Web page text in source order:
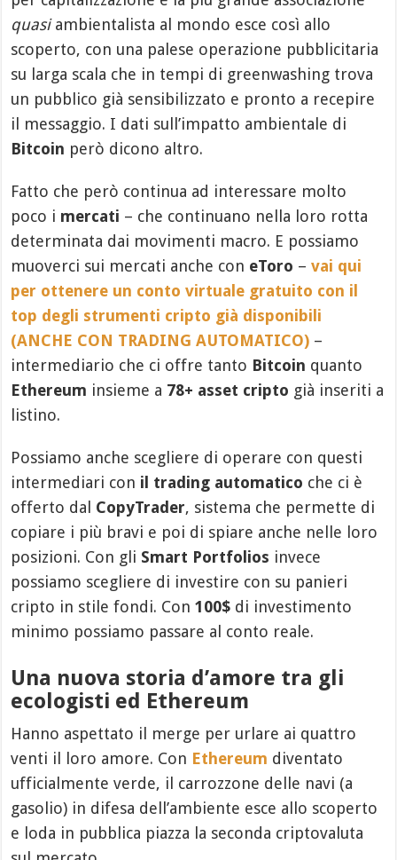
quasiambientalista al mondo esce così allo
scoperto, con una palese operazione pubblicitaria
su larga scala che in tempi di greenwashing trova
un pubblico già sensibilizzato e pronto a recepire
il messaggio. I dati sull’impatto ambientale di
Bitcoin però dicono altro.
Fatto che però continua ad interessare molto
poco i mercati – che continuano nella loro rotta
determinata dai movimenti macro. E possiamo
muoverci sui mercati anche con eToro –vai qui
per ottenere un conto virtuale gratuito con il
top degli strumenti cripto già disponibili
(ANCHE CON TRADING AUTOMATICO) –
intermediario che ci offre tanto Bitcoin quanto
Ethereum insieme a 78+ asset cripto già inseriti a
listino.
Possiamo anche scegliere di operare con questi
intermediari con il trading automatico che ci è
offerto dal CopyTrader, sistema che permette di
copiare i più bravi e poi di spiare anche nelle loro
posizioni. Con gli Smart Portfolios invece
possiamo scegliere di investire con su panieri
cripto in stile fondi. Con100$ di investimento
minimo possiamo passare al conto reale.
Una nuova storia d’amore tra gli
ecologisti ed Ethereum
Hanno aspettato il merge per urlare ai quattro
venti il loro amore. Con Ethereum diventato
ufficialmente verde, il carrozzone delle navi (a
gasolio) in difesa dell’ambiente esce allo scoperto
e loda in pubblica piazza la seconda criptovaluta